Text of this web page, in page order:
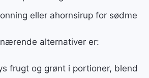
eller ahornsirup for sødme
alternativer er:
frugt og grønt i portioner, blend